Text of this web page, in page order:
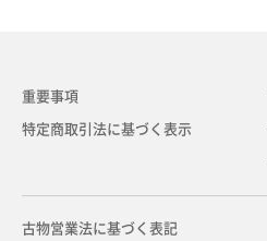
重要事項
特定商取引法に基づく表示
古物営業法に基づく表記